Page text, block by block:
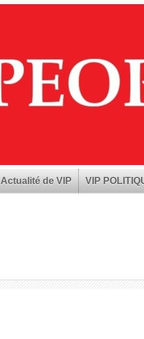
Actualité de VIP VIP